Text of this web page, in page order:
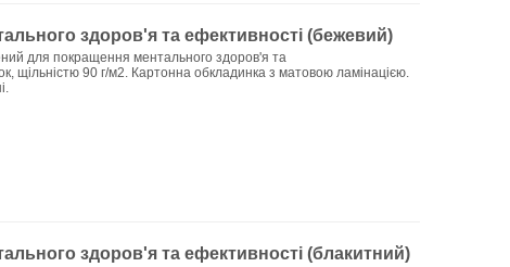
здоров'я та ефективності (бежевий)
для покращення ментального здоров'я та
щільністю 90 г/м2. Картонна обкладинка з матовою ламінацією.
здоров'я та ефективності (блакитний)